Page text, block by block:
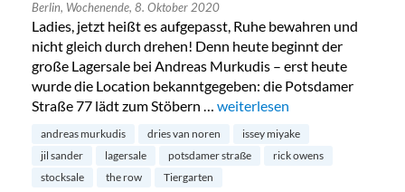
Berlin, Wochenende, 8. Oktober 2020
Ladies, jetzt heißt es aufgepasst, Ruhe bewahren und
nicht gleich durch drehen! Denn heute beginnt der
große Lagersale bei Andreas Murkudis – erst heute
wurde die Location bekanntgegeben: die Potsdamer
Straße 77 lädt zum Stöbern … „Endlich: Stocksale bei
weiterlesen
andreas murkudis dries van noren
issey miyake
jil sander
lagersale potsdamer straße
rick owens
stocksale
the row Tiergarten